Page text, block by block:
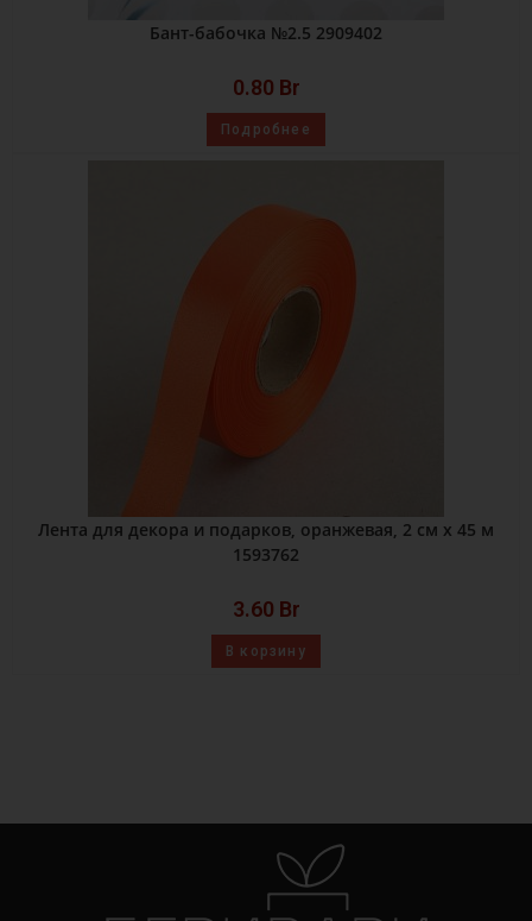
Бант-бабочка №2.5 2909402
0.80 Br
Подробнее
Лента для декора и подарков, оранжевая, 2 см х 45 м
1593762
3.60 Br
В корзину